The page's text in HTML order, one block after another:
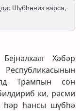
Шүбһәниз варса,
Хәбәр
Трампын сон
ки, рәсми
һәр һансы шүбһә